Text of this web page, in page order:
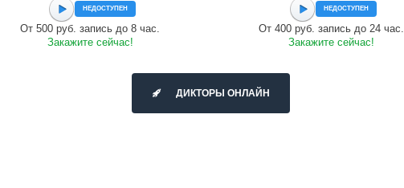
НЕДОСТУПЕН
От 500 руб. запись до 8 час.
Закажите сейчас!
НЕДОСТУПЕН
От 400 руб. запись до 24 час.
Закажите сейчас!
ДИКТОРЫ ОНЛАЙН